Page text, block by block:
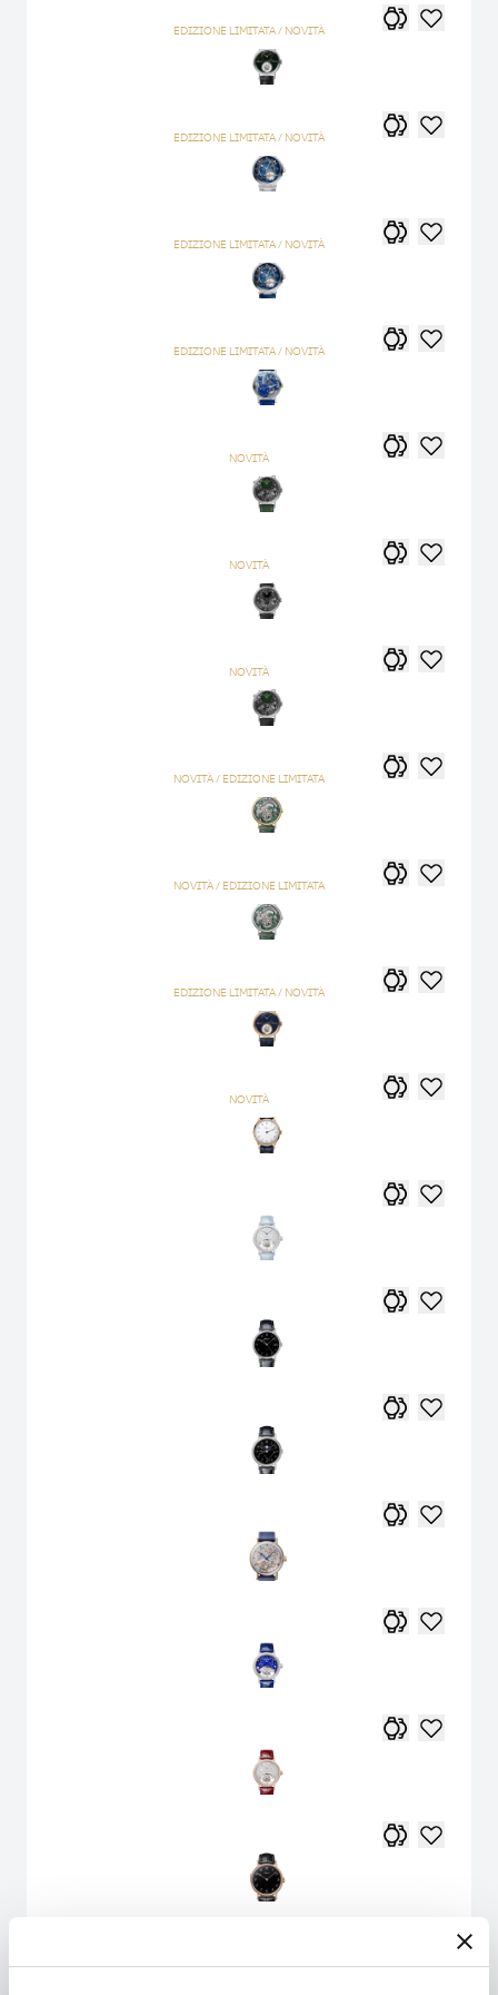
EDIZIONE LIMITATA / NOVITÀ
EDIZIONE LIMITATA / NOVITÀ
EDIZIONE LIMITATA / NOVITÀ
EDIZIONE LIMITATA / NOVITÀ
NOVITÀ
NOVITÀ
NOVITÀ
NOVITÀ / EDIZIONE LIMITATA
NOVITÀ / EDIZIONE LIMITATA
EDIZIONE LIMITATA / NOVITÀ
NOVITÀ